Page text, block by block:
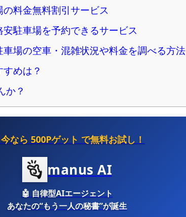
料金無料割引サービス
駐車場を予約できるサービス
場の空車・混雑状況や料金を調べる方法
めは？
か？
なら 500Pゲット で無料お試し！
manus AI
🤖 自律型AIエージェント
あなたの“もう一人の秘書”が誕生